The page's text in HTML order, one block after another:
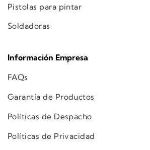
Pistolas para pintar
Soldadoras
Información Empresa
FAQs
Garantía de Productos
Políticas de Despacho
Políticas de Privacidad